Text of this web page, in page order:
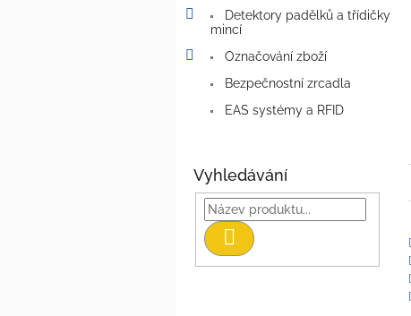
Detektory padělků a třídičky
mincí
Označování zboží
Bezpečnostní zrcadla
EAS systémy a RFID
Vyhledávání
Hledat